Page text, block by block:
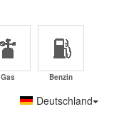
Gas Benzin
Deutschland